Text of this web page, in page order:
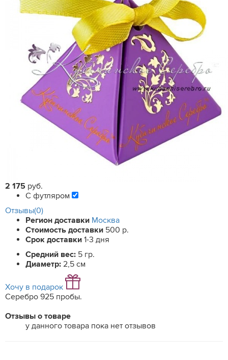
2 175 руб.
С футляром
Отзывы(0)
Регион доставки Москва
Стоимость доставки 500 р.
Срок доставки 1-3 дня
Средний вес: 5 гр.
Диаметр: 2,5 см
Хочу в подарок
Серебро 925 пробы.
Отзывы о товаре
у данного товара пока нет отзывов